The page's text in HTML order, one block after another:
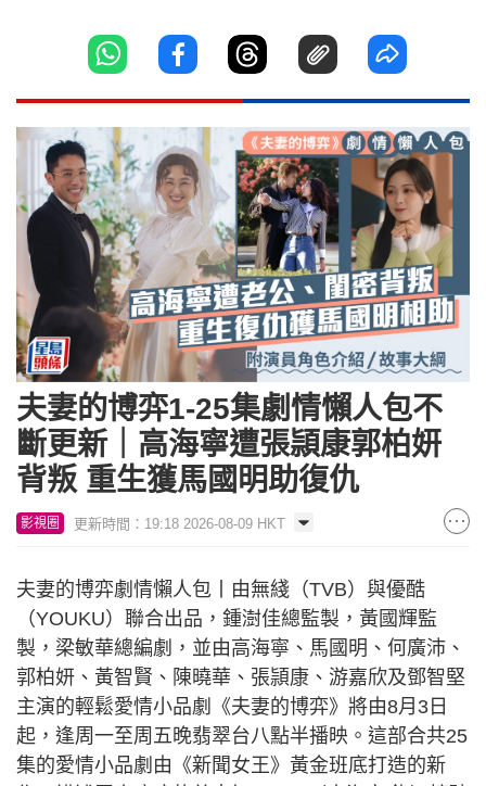
夫妻的博弈1-25集劇情懶人包不
斷更新｜高海寧遭張頴康郭柏妍
背叛 重生獲馬國明助復仇
影視圈 更新時間：19:18 2026-08-09 HKT
夫妻的博弈劇情懶人包丨由無綫（TVB）與優酷
（YOUKU）聯合出品，鍾澍佳總監製，黃國輝監
製，梁敏華總編劇，並由高海寧、馬國明、何廣沛、
郭柏妍、黃智賢、陳曉華、張頴康、游嘉欣及鄧智堅
主演的輕鬆愛情小品劇《夫妻的博弈》將由8月3日
起，逢周一至周五晚翡翠台八點半播映。這部合共25
集的愛情小品劇由《新聞女王》黃金班底打造的新